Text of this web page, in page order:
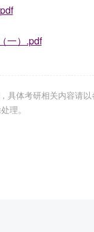
一）.pdf
具体考研相关内容请
理。